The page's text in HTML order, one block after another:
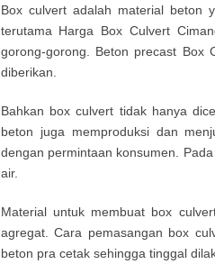
Box culvert adalah material beton
terutama Harga Box Culvert
gorong-gorong. Beton precast Box
diberikan.
Bahkan box culvert tidak hanya
beton juga memproduksi dan
dengan permintaan konsumen.
air.
Material untuk membuat box
agregat. Cara pemasangan box
beton pra cetak sehingga tinggal